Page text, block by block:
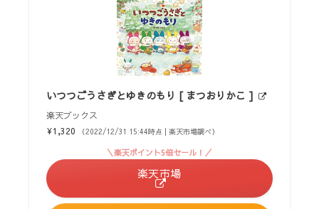
いつつごうさぎとゆきのもり [ まつおりかこ ]
楽天ブックス
¥1,320
（2022/12/31 15:44時点 | 楽天市場調べ）
＼楽天ポイント5倍セール！／
楽天市場